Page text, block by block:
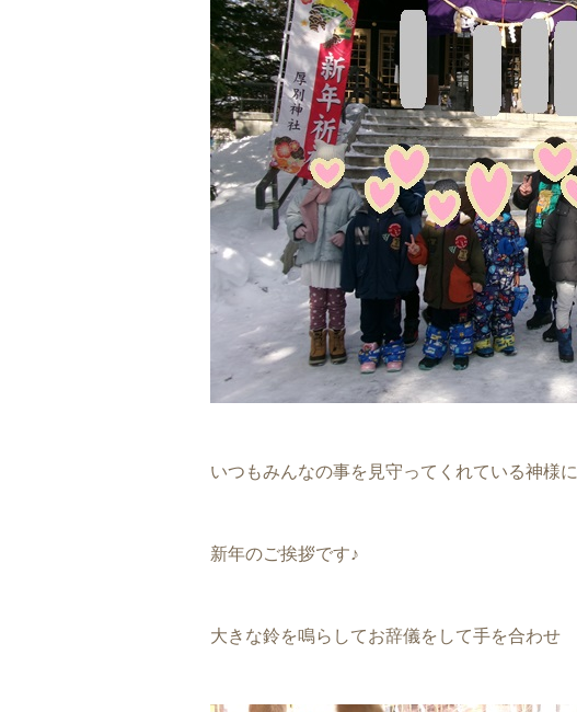
いつもみんなの事を見守ってくれている神様に
新年のご挨拶です♪
大きな鈴を鳴らしてお辞儀をして手を合わせ